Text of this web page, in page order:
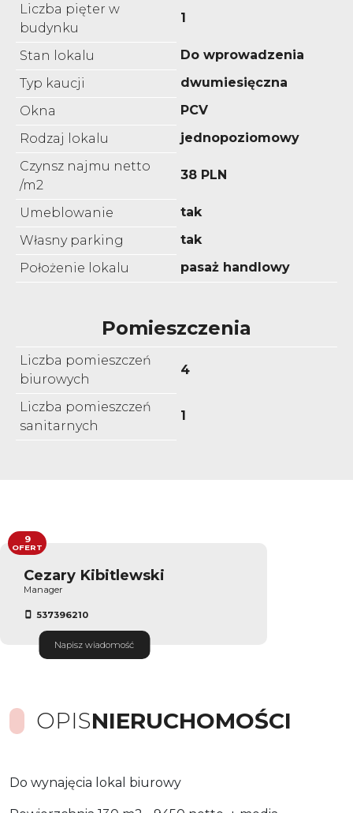
Liczba pięter w
budynku
1
Stan lokalu
Do wprowadzenia
Typ kaucji
dwumiesięczna
Okna
PCV
Rodzaj lokalu
jednopoziomowy
Czynsz najmu netto
/m2
38 PLN
Umeblowanie
tak
Własny parking
tak
Położenie lokalu
pasaż handlowy
Pomieszczenia
Liczba pomieszczeń
biurowych
4
Liczba pomieszczeń
sanitarnych
1
Cezary Kibitlewski
Manager
537396210
Napisz wiadomość
9
OFERT
OPISNIERUCHOMOŚCI
Do wynajęcia lokal biurowy